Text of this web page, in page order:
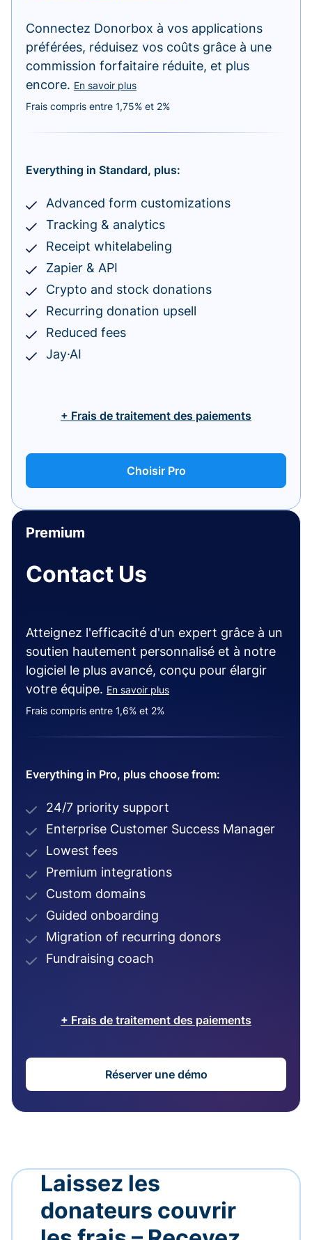
Connectez Donorbox à vos applications
préférées, réduisez vos coûts grâce à une
commission forfaitaire réduite, et plus
encore. En savoir plus
Frais compris entre 1,75% et 2%
Everything in Standard, plus:
Advanced form customizations
Tracking & analytics
Receipt whitelabeling
Zapier & API
Crypto and stock donations
Recurring donation upsell
Reduced fees
Jay·AI
+ Frais de traitement des paiements
Choisir Pro
Premium
Contact Us
Atteignez l'efficacité d'un expert grâce à un
soutien hautement personnalisé et à notre
logiciel le plus avancé, conçu pour élargir
votre équipe. En savoir plus
Frais compris entre 1,6% et 2%
Everything in Pro, plus choose from:
24/7 priority support
Enterprise Customer Success Manager
Lowest fees
Premium integrations
Custom domains
Guided onboarding
Migration of recurring donors
Fundraising coach
+ Frais de traitement des paiements
Réserver une démo
Laissez les
donateurs couvrir